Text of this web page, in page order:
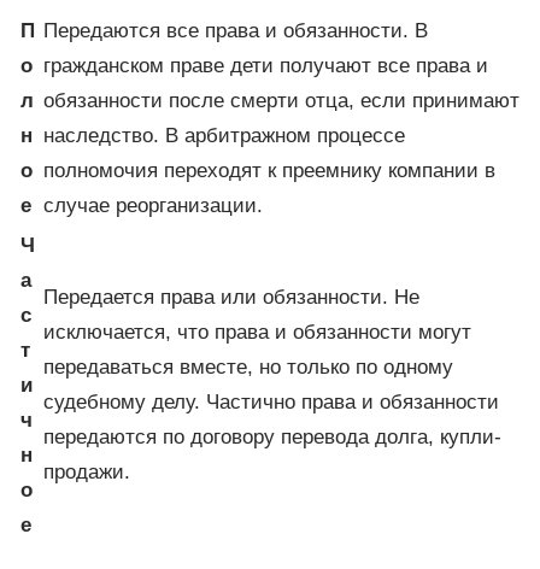
П
о
л
н
о
е
Передаются все права и обязанности. В
гражданском праве дети получают все права и
обязанности после смерти отца, если принимают
наследство. В арбитражном процессе
полномочия переходят к преемнику компании в
случае реорганизации.
Ч
а
с
т
и
ч
н
о
е
Передается права или обязанности. Не
исключается, что права и обязанности могут
передаваться вместе, но только по одному
судебному делу. Частично права и обязанности
передаются по договору перевода долга, купли-
продажи.